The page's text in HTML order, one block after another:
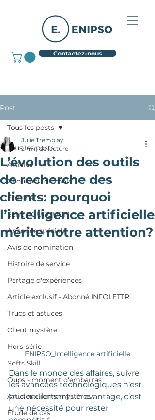
Contactez-nous
Post
Tous les posts
Articles
Chouchou du mois
Éditorial
Série POURQUOI?
Annonce spéciale
Avis de nomination
Histoire de service
Partage d'expériences
Article exclusif - Abonné INFOLETTR
Trucs et astuces
Client mystère
Hors-série
Softs Skill
Oups - moment d'embarras
Articles clients mystères
Étude de cas
Tous les posts
L’évolution des outils
de recherche des
clients: pourquoi
l’intelligence artificielle
mérite notre attention?
Julie Tremblay
2 min de lecture
ENIPSO_Intelligence artificielle
Dans le monde des affaires, suivre
les avancées technologiques n’est
plus seulement un avantage, c’est
une nécessité pour rester